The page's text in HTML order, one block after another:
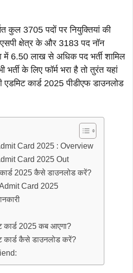
कुल 3705 पदों पर नियुक्तियां की
क्षेत्र के और 3183 पद नॉन
में 6.50 लाख से अधिक पद भर्ती शामिल
के लिए फॉर्म भरा है तो तुरंत यहां
एडमिट कार्ड 2025 पीडीएफ डाउनलोड
Card 2025 : Overview
Card 2025 Out
कार्ड 2025 कैसे डाउनलोड करें?
Card 2025
कार्ड 2025 कब आएगा?
कार्ड कैसे डाउनलोड करें?